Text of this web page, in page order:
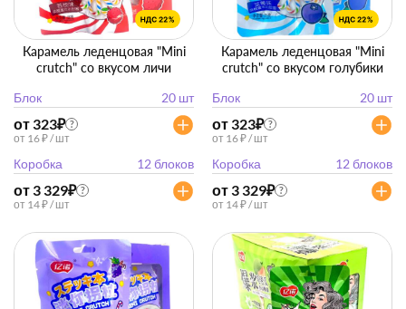
Карамель леденцовая "Mini
crutch" со вкусом личи
Блок
20 шт
от 323₽ ?
от 16 ₽ / шт
Коробка 12 блоков
от 3 329₽ ?
от 14 ₽ / шт
Карамель леденцовая "Mini
crutch" со вкусом голубики
Блок
20 шт
от 323₽ ?
от 16 ₽ / шт
Коробка 12 блоков
от 3 329₽ ?
от 14 ₽ / шт